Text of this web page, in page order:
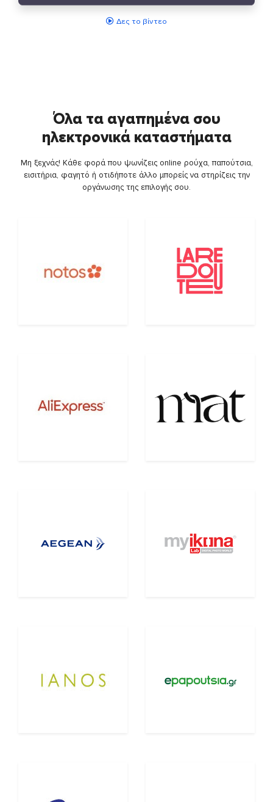
Δες το βίντεο
Όλα τα αγαπημένα σου
ηλεκτρονικά καταστήματα
Μη ξεχνάς! Κάθε φορά που ψωνίζεις online ρούχα, παπούτσια,
εισιτήρια, φαγητό ή οτιδήποτε άλλο μπορείς να στηρίζεις την
οργάνωσης της επιλογής σου.